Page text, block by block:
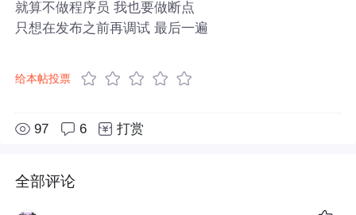
就算不做程序员 我也要做断点
只想在发布之前再调试 最后一遍
给本帖投票
97 6 打赏
全部评论